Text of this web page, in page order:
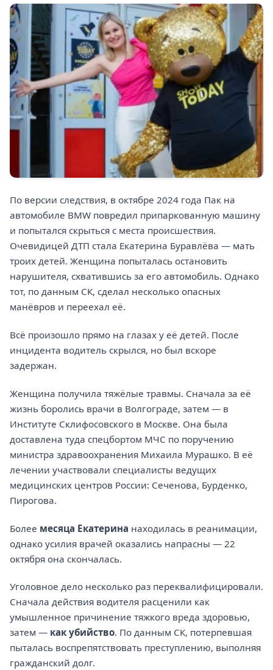
По версии следствия, в октябре 2024 года Пак на
автомобиле BMW повредил припаркованную машину
и попытался скрыться с места происшествия.
Очевидицей ДТП стала Екатерина Буравлёва — мать
троих детей. Женщина попыталась остановить
нарушителя, схватившись за его автомобиль. Однако
тот, по данным СК, сделал несколько опасных
манёвров и переехал её.
Всё произошло прямо на глазах у её детей. После
инцидента водитель скрылся, но был вскоре
задержан.
Женщина получила тяжёлые травмы. Сначала за её
жизнь боролись врачи в Волгограде, затем — в
Институте Склифосовского в Москве. Она была
доставлена туда спецбортом МЧС по поручению
министра здравоохранения Михаила Мурашко. В её
лечении участвовали специалисты ведущих
медицинских центров России: Сеченова, Бурденко,
Пирогова.
Более месяца Екатерина находилась в реанимации,
однако усилия врачей оказались напрасны — 22
октября она скончалась.
Уголовное дело несколько раз переквалифицировали.
Сначала действия водителя расценили как
умышленное причинение тяжкого вреда здоровью,
затем — как убийство. По данным СК, потерпевшая
пыталась воспрепятствовать преступлению, выполняя
гражданский долг.